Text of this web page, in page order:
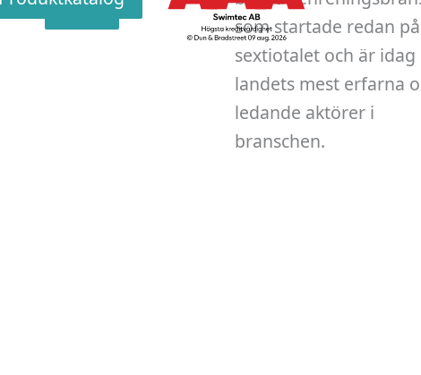
som startade redan på
sextiotalet och är idag
landets mest erfarna
ledande aktörer i
branschen.